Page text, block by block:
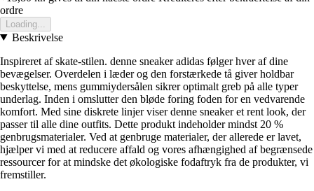
ordre
Loading...
Beskrivelse
Inspireret af skate-stilen. denne sneaker adidas følger hver af dine
bevægelser. Overdelen i læder og den forstærkede tå giver holdbar
beskyttelse, mens gummiydersålen sikrer optimalt greb på alle typer
underlag. Inden i omslutter den bløde foring foden for en vedvarende
komfort. Med sine diskrete linjer viser denne sneaker et rent look, der
passer til alle dine outfits. Dette produkt indeholder mindst 20 %
genbrugsmaterialer. Ved at genbruge materialer, der allerede er lavet,
hjælper vi med at reducere affald og vores afhængighed af begrænsede
ressourcer for at mindske det økologiske fodaftryk fra de produkter, vi
fremstiller.